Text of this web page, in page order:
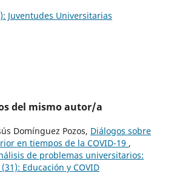
Juventudes Universitarias
del mismo autor/a
Domínguez Pozos, Diálogos sobre
en tiempos de la COVID-19 ,
de problemas universitarios:
Educación y COVID